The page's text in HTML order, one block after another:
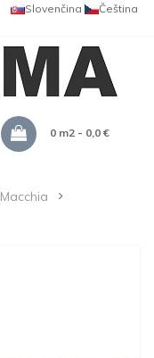
Čeština
Slovenčina
0 m2 - 0,0 €
Macchia